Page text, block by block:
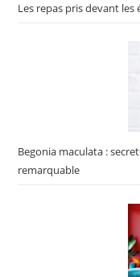
Les repas pris devant les
Begonia maculata :
remarquable